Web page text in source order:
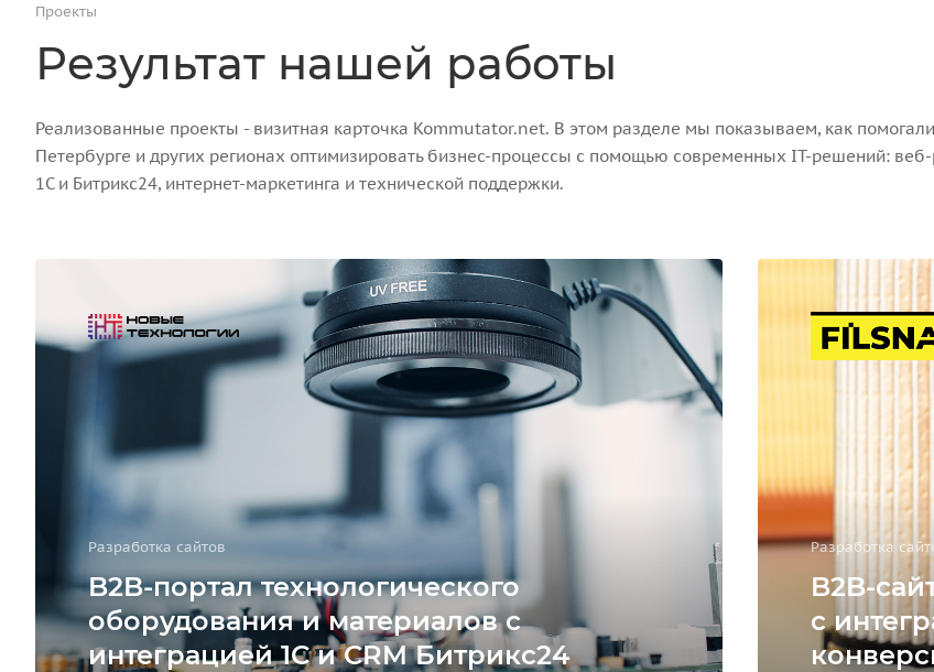
Проекты
Результат нашей работы
Реализованные проекты - визитная карточка Kommutator.net. В этом разделе мы показываем, как
Петербурге и других регионах оптимизировать бизнес-процессы с помощью современных IT-решений:
1С и Битрикс24, интернет-маркетинга и технической поддержки.
Разработка сайтов
B2B-портал технологического
оборудования и материалов с
интеграцией 1С и CRM Битрикс24
Разработка
B2B-
с